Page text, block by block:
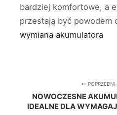
bardziej komfortowe, a
przestają być powodem
wymiana akumulatora
POPRZEDNI
NOWOCZESNE
IDEALNE DLA